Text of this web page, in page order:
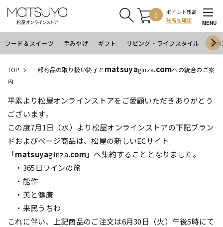
0
ポイント残高
残高を確認
MENU
フード＆スイーツ 手みやげ ギフト リビング・ライフスタイル イ
TOP 一部商品の取り扱い終了とmatsuyaginza.comへの統合のご案
内
平素より松屋オンラインストアをご愛顧いただきありがとう
ございます。
この度7月1日（水）より松屋オンラインストアの下記ブラン
ドおよびページ商品は、松屋の新しいECサイト
「matsuyaginza.com」へ集約することとなりました。
・365日ワインの旅
・能作
・美と健康
・来民うちわ
これに伴い、上記商品のご注文は6月30日（火）午後5時にて